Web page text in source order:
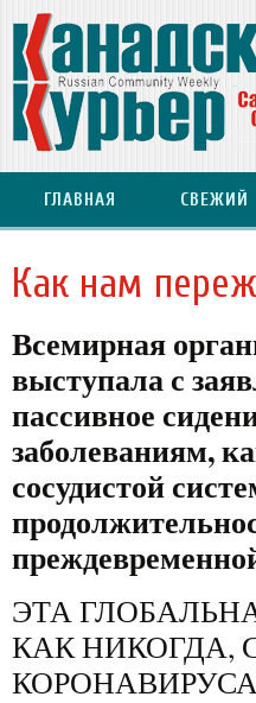
ГЛАВНАЯ СВЕЖИЙ
Как нам
Всемирная
выступала с
пассивное
заболеваниям,
сосудистой
ЭТА
КАК НИКОГДА,